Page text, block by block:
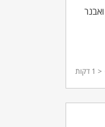
< 1 דקות